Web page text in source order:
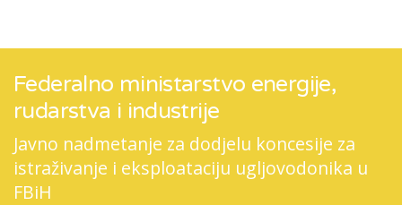
Federalno ministarstvo energije,
rudarstva i industrije
Javno nadmetanje za dodjelu koncesije za
istraživanje i eksploataciju ugljovodonika u
FBiH